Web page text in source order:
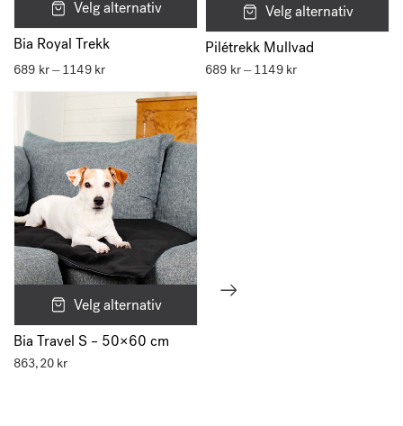
E-post*
Lagre mitt navn, e-post og nettside i denne nettleseren for neste
gang jeg kommenterer.
Velg alternativ
Bia Royal Trekk
689 kr– 1149 krPrisområde:
til
1149 kr
Velg alternativ
Pilétrekk Mullvad
689 kr– 1149 krPrisområde:
Velg alternativ
Bia Travel S – 50×60 cm
863,20 kr